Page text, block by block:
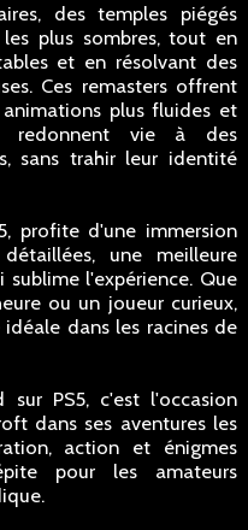
des temples piégés
plus sombres, tout en
et en résolvant des
Ces remasters offrent
plus fluides et
redonnent vie à des
sans trahir leur identité
profite d'une immersion
une meilleure
l'expérience. Que
ou un joueur curieux,
dans les racines de
sur PS5, c'est l'occasion
dans ses aventures les
action et énigmes
pour les amateurs